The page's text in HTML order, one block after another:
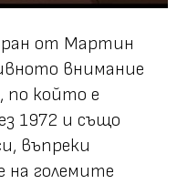
от Мартин
внимание
по който е
1972 и също
въпреки
на големите